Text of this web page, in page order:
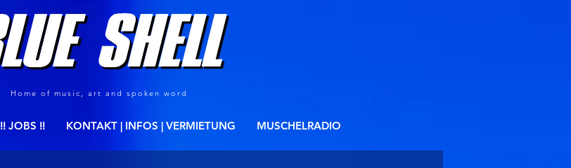
Home of music, art and spoken word
!! JOBS !! KONTAKT | INFOS | VERMIETUNG MUSCHELRADIO